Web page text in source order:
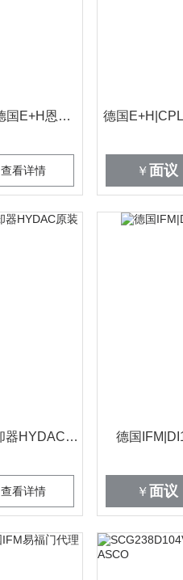
供应PAH传感器CFS51德国E+H恩德斯豪斯销售
查看详情
德国
￥ 面议
HEX S610-30-00/G1冷却器HYDAC原装
查看详情
德国
￥ 面议